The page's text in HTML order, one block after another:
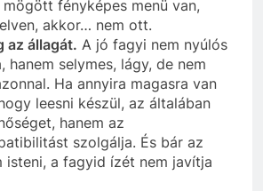
fényképes menü van,
akkor… nem ott.
az állagát. A jó fagyi nem nyúlós
hanem selymes, lágy, de nem
Ha annyira magasra van
leesni készül, az általában
hanem az
szolgálja. És bár az
isteni, a fagyid ízét nem javítja